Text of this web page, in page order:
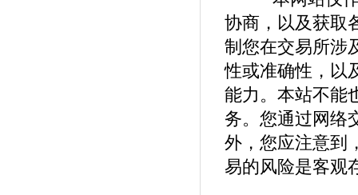
协商，以及获取
制您在交易所涉
性或准确性，以
能力。本站不能
务。您通过网络
外，您应注意到
易的风险是客观